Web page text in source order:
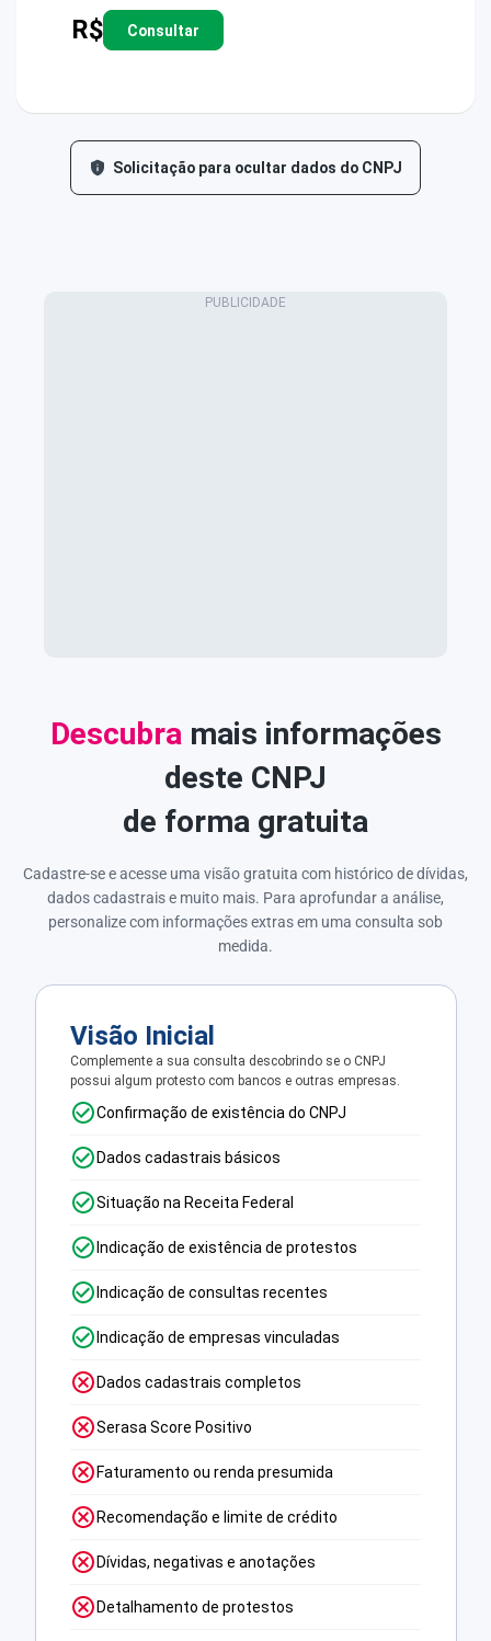
R$ Consultar
Solicitação para ocultar dados do CNPJ
Descubramais informações
deste CNPJ
de forma gratuita
Cadastre-se e acesse uma visão gratuita com histórico de dívidas,
dados cadastrais e muito mais. Para aprofundar a análise,
personalize com informações extras em uma consulta sob
medida.
Visão Inicial
Complemente a sua consulta descobrindo se o CNPJ
possui algum protesto com bancos e outras empresas.
Confirmação de existência do CNPJ
Dados cadastrais básicos
Situação na Receita Federal
Indicação de existência de protestos
Indicação de consultas recentes
Indicação de empresas vinculadas
Dados cadastrais completos
Serasa Score Positivo
Faturamento ou renda presumida
Recomendação e limite de crédito
Dívidas, negativas e anotações
Detalhamento de protestos